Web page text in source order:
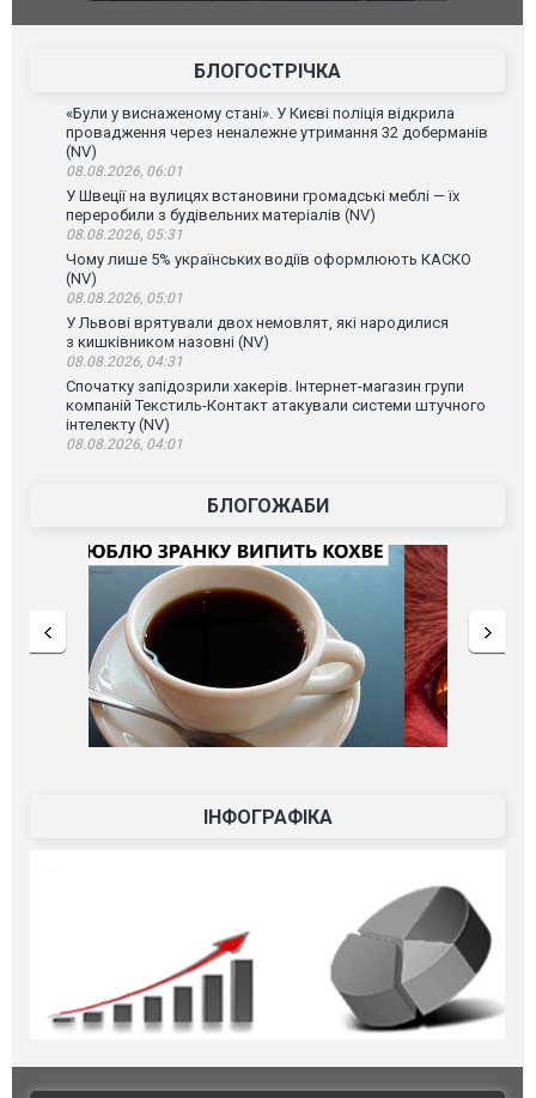
БЛОГОСТРІЧКА
«Були у виснаженому стані». У Києві поліція відкрила
провадження через неналежне утримання 32 доберманів
(NV)
08.08.2026, 06:01
У Швеції на вулицях встановини громадські меблі — їх
переробили з будівельних матеріалів (NV)
08.08.2026, 05:31
Чому лише 5% українських водіїв оформлюють КАСКО
(NV)
08.08.2026, 05:01
У Львові врятували двох немовлят, які народилися
з кишківником назовні (NV)
08.08.2026, 04:31
Спочатку запідозрили хакерів. Інтернет-магазин групи
компаній Текстиль-Контакт атакували системи штучного
інтелекту (NV)
08.08.2026, 04:01
БЛОГОЖАБИ
ІНФОГРАФІКА